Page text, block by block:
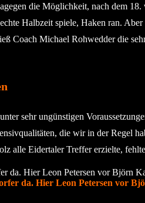
die Möglichkeit, nach dem
Halbzeit spiele, Haken ran.
Coach Michael Rohwedder die
sehr ungünstigen
die wir in der Regel
alle Eidertaler Treffer erzielte,
da. Hier Leon Petersen vor